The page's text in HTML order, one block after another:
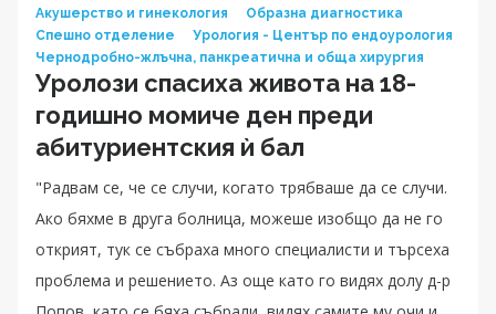
Акушерство и гинекология
Образна диагностика
Спешно отделение
Урология - Център по ендоурология
Чернодробно-жлъчна, панкреатична и обща хирургия
Уролози спасиха живота на 18-
годишнo момиче ден преди
абитуриентския ѝ бал
"Радвам се, че се случи, когато трябваше да се случи.
Ако бяхме в друга болница, можеше изобщо да не го
открият, тук се събраха много специалисти и търсеха
проблема и решението. Аз още като го видях долу д-р